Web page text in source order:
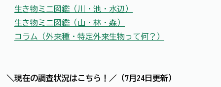
生き物ミニ図鑑（川・池・水辺）
生き物ミニ図鑑（山・林・森）
コラム（外来種・特定外来生物って何？）
＼現在の調査状況はこちら！／（7月24日更新）